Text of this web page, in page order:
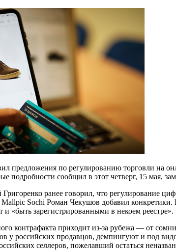
предложения по регулированию торговли на
подробности сообщил в этот четверг, 15 мая,
ранее говорил, что регулирование
Sochi Роман Чекушов добавил конкретики.
и «быть зарегистрированными в некоем реестре».
контрафакта приходит из-за рубежа — от
у российских продавцов, демпингуют и под
селлеров, пожелавший остаться